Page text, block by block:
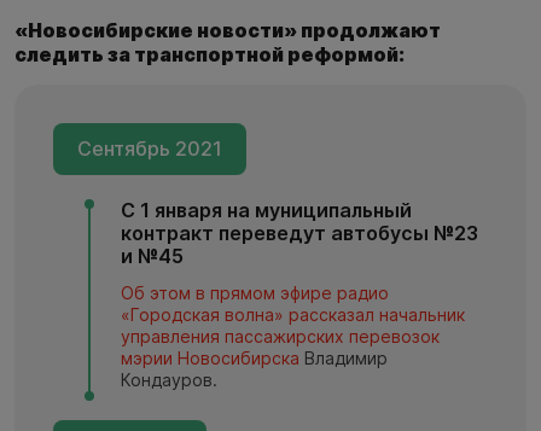
«Новосибирские новости» продолжают
следить за транспортной реформой:
Сентябрь 2021
С 1 января на муниципальный
контракт переведут автобусы №23
и №45
Об этом в прямом эфире радио
«Городская волна» рассказал начальник
управления пассажирских перевозок
мэрии Новосибирска Владимир
Кондауров.